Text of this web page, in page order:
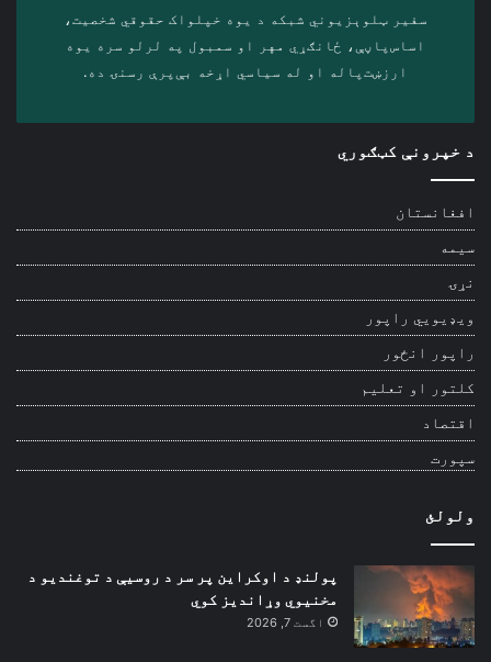
سفیر ټلوېزیوني شبکه د‎ یوه خپلواک حقوقي شخصیت،
اساس‌پاڼې، ځانګړي مهر او سمبول په لرلو سره ‎یوه
ارزښت‌پاله او ‎له سیاسي اړخه بې‌پرې رسنۍ ده.
د خپرونې کټګوري
افغانستان
سیمه
نړۍ
ویډیويي راپور
راپور انځور
کلتور او تعلیم
اقتصاد
سپورت
ولولئ
پولنډ د اوکراین پر سر د روسیې د توغندیو د
مخنیوي وړاندیز کوي
اگست 7, 2026